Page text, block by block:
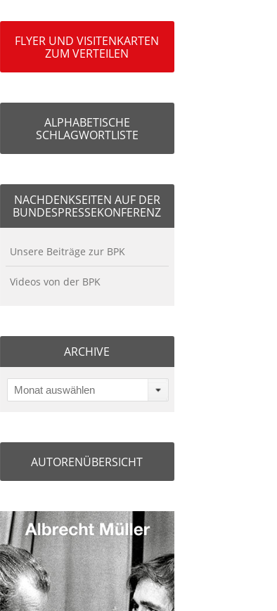
FLYER UND VISITENKARTEN
ZUM VERTEILEN
ALPHABETISCHE
SCHLAGWORTLISTE
NACHDENKSEITEN AUF DER
BUNDESPRESSEKONFERENZ
Unsere Beiträge zur BPK
Videos von der BPK
ARCHIVE
Monat auswählen
AUTORENÜBERSICHT